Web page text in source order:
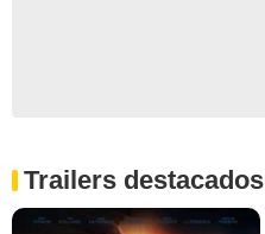
Trailers destacados